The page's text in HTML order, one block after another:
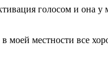
голосом и
моей местности все